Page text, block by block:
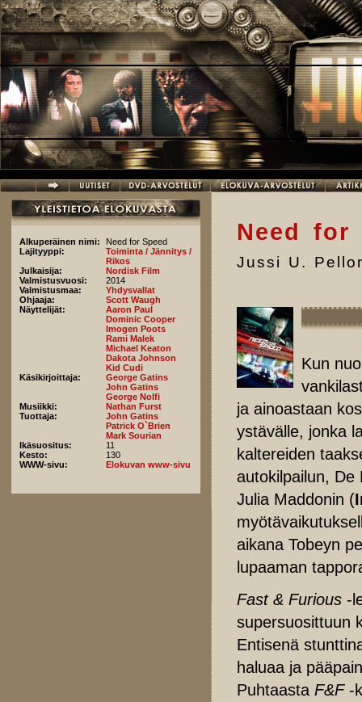
Hyppää pääsisältöön
Alkuperäinen nimi:
Need for Speed
Lajityyppi:
Toiminta / Jännitys /
Rikos
Julkaisija:
Nordisk Film
Valmistusvuosi:
2014
Valmistusmaa:
Yhdysvallat
Ohjaaja:
Scott Waugh
Näyttelijät:
Aaron Paul
Dominic Cooper
Imogen Poots
Rami Malek
Michael Keaton
Dakota Johnson
Kid Cudi
Käsikirjoittaja:
George Gatins
John Gatins
George Nolfi
Musiikki:
Nathan Furst
Tuottaja:
John Gatins
Patrick O`Brien
Mark Sourian
Ikäsuositus:
11
Kesto:
130
WWW-sivu:
Elokuvan www-sivu
Need for
Jussi U.
Kun
ja ainoastaan
ystävälle, jonka
kaltereiden
autokilpailun, De
Julia Maddonin (
aikana Tobeyn
lupaaman
Fast & Furious -
supersuosittuun
Entisenä
haluaa ja
Puhtaasta F&F-